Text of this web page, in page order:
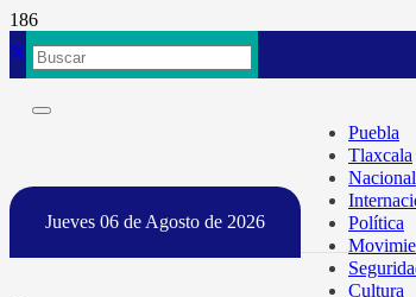
Jueves 06 de Agosto de 2026
Puebla
Tlaxcala
Nacional
Política
Cultura